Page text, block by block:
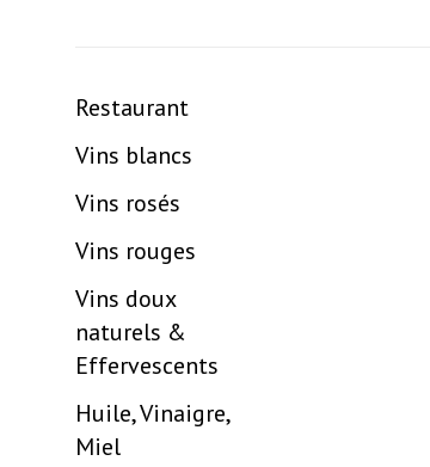
Restaurant
Vins blancs
Vins rosés
Vins rouges
Vins doux
naturels &
Effervescents
Huile, Vinaigre,
Miel